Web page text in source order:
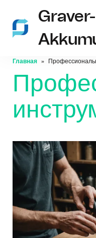
Graver-
Главная